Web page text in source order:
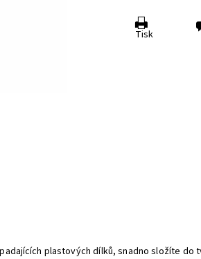
Tisk
plastových dílků, snadno složíte